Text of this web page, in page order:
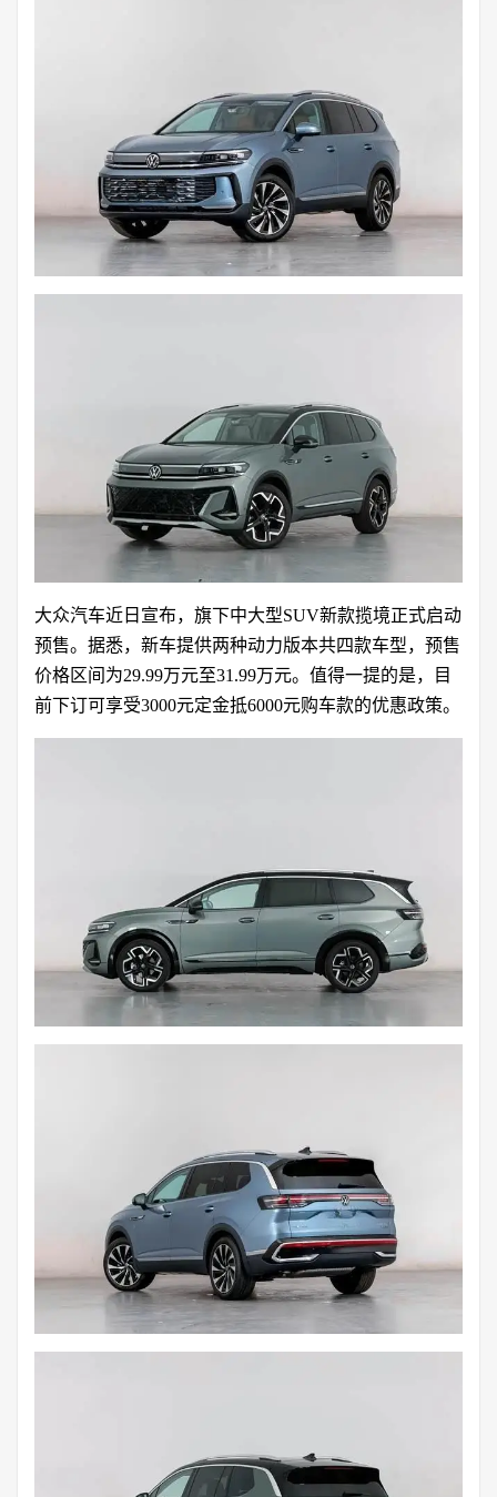
大众汽车近日宣布，旗下中大型SUV新款揽境正式启动
预售。据悉，新车提供两种动力版本共四款车型，预售
价格区间为29.99万元至31.99万元。值得一提的是，目
前下订可享受3000元定金抵6000元购车款的优惠政策。